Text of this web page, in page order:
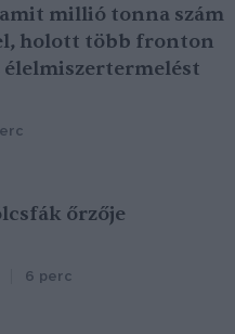
millió tonna szám
holott több fronton
élelmiszertermelést
őrzője
6 perc